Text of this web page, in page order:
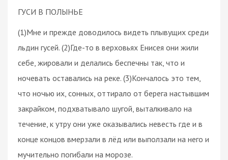
ГУСИ В ПОЛЫНЬЕ
(1)Мне и прежде доводилось видеть плывущих среди
льдин гусей. (2)Где-то в верховьях Енисея они жили
себе, жировали и делались беспечны так, что и
ночевать оставались на реке. (3)Кончалось это тем,
что ночью их, сонных, оттирало от берега настывшим
закрайком, подхватывало шугой, выталкивало на
течение, к утру они уже оказывались невесть где и в
конце концов вмерзали в лёд или выползали на него и
мучительно погибали на морозе.